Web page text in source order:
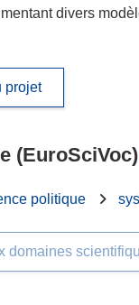
divers
projet
(EuroSciVoc)
politique
domaines